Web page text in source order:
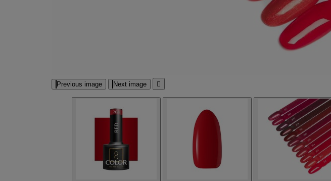
Previous image Next image 